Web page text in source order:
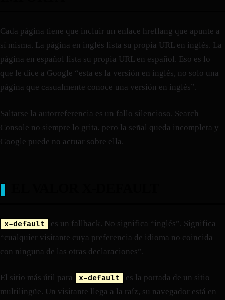
Cada página tiene que incluir un enlace hreflang que apunte a
sí misma. La página en inglés lista su propia URL en inglés. La
página en español lista su propia URL en español. Eso es lo
que le dice a Google “esta es la versión en inglés, no solo una
página que casualmente conoce una versión en inglés”.
Saltarse la autorreferencia es un fallo silencioso. Search
Console no siempre lo grita, pero la señal queda incompleta y
Google puede no actuar sobre ella.
x-default
es un fallback. No significa “inglés”. Significa
“cualquier visitante cuya preferencia de idioma no coincida
con ninguna de las otras declaraciones”.
El sitio más útil para x-default
es la portada de un sitio
multilingüe. Un visitante llega a la raíz, su navegador está en